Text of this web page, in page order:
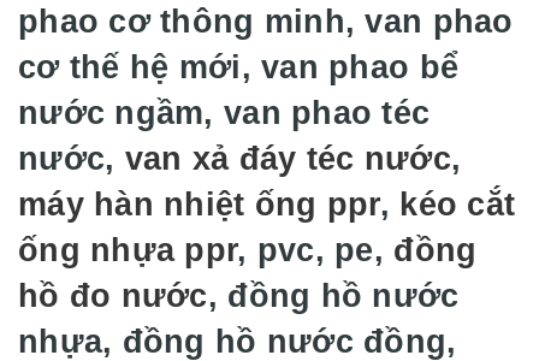
phao cơ thông minh, van phao
cơ thế hệ mới, van phao bể
nước ngầm, van phao téc
nước, van xả đáy téc nước,
máy hàn nhiệt ống ppr, kéo cắt
ống nhựa ppr, pvc, pe, đồng
hồ đo nước, đồng hồ nước
nhựa, đồng hồ nước đồng,